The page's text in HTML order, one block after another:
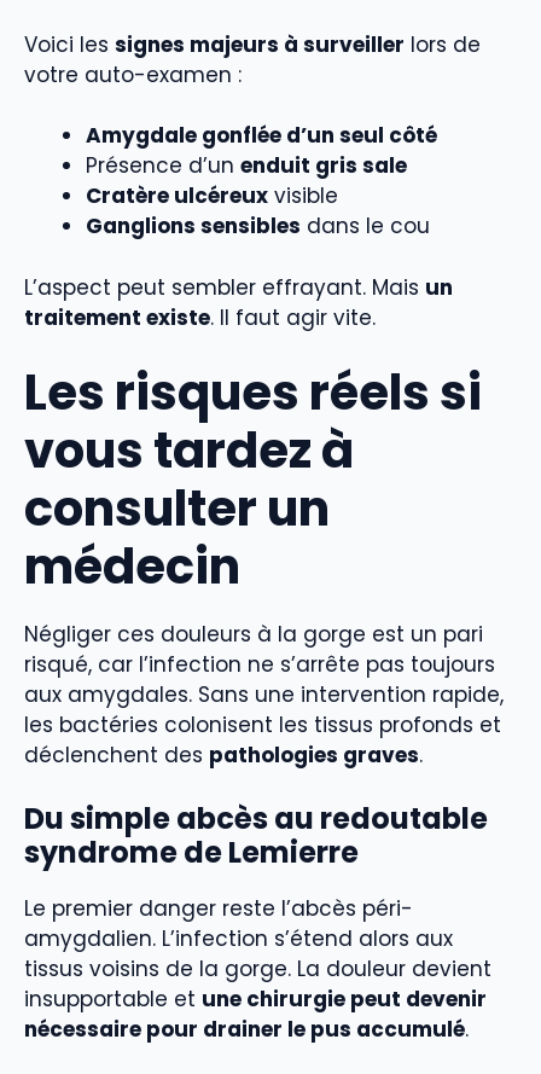
Voici les signes majeurs à surveiller lors de
votre auto-examen :
Amygdale gonflée d’un seul côté
Présence d’un enduit gris sale
Cratère ulcéreux visible
Ganglions sensibles dans le cou
L’aspect peut sembler effrayant. Mais un
traitement existe. Il faut agir vite.
Les risques réels si
vous tardez à
consulter un
médecin
Négliger ces douleurs à la gorge est un pari
risqué, car l’infection ne s’arrête pas toujours
aux amygdales. Sans une intervention rapide,
les bactéries colonisent les tissus profonds et
déclenchent des pathologies graves.
Du simple abcès au redoutable
syndrome de Lemierre
Le premier danger reste l’abcès péri-
amygdalien. L’infection s’étend alors aux
tissus voisins de la gorge. La douleur devient
insupportable et une chirurgie peut devenir
nécessaire pour drainer le pus accumulé.